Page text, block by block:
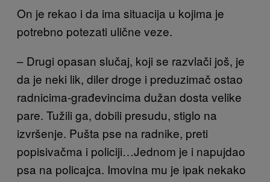
On je rekao i da ima situacija u kojima je
potrebno potezati ulične veze.
– Drugi opasan slučaj, koji se razvlači još, je
da je neki lik, diler droge i preduzimač ostao
radnicima-građevincima dužan dosta velike
pare. Tužili ga, dobili presudu, stiglo na
izvršenje. Pušta pse na radnike, preti
popisivačma i policiji…Jednom je i napujdao
psa na policajca. Imovina mu je ipak nekako